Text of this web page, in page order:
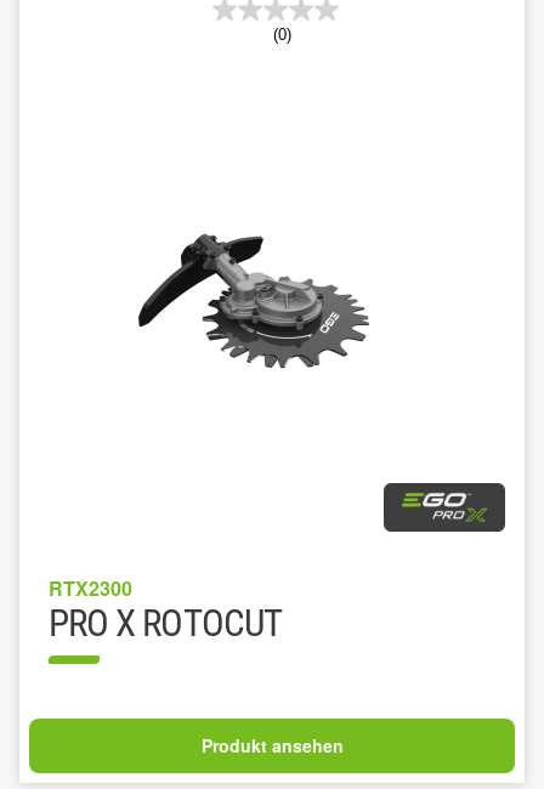
(0)
RTX2300
PRO X ROTOCUT
Produkt ansehen